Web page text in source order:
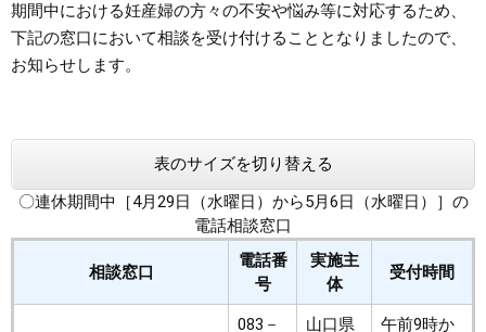
期間中における妊産婦の方々の不安や悩み等に対応するため、
下記の窓口において相談を受け付けることとなりましたので、
お知らせします。
表のサイズを切り替える
〇連休期間中［4月29日（水曜日）から5月6日（水曜日）］の
電話相談窓口
相談窓口
電話番
号
実施主
体
受付時間
083－
山口県
午前9時か